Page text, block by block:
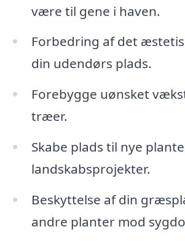
være til gene i haven.
Forbedring af det
din udendørs plads.
Forebygge uønsket
træer.
Skabe plads til nye
landskabsprojekter.
Beskyttelse af din
andre planter mod